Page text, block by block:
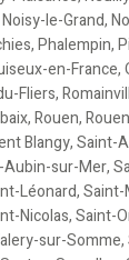
Noisy-le-Grand,
,Phalempin,
en-France,
Fliers,
,Rouen,
Blangy,Saint-
Aubin-sur-Mer,
Léonard,Saint-
Nicolas,Saint-
sur-Somme,